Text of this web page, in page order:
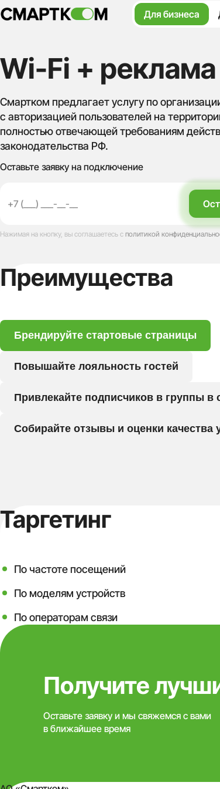
Для бизнеса
Wi-Fi + реклама
Смартком предлагает услугу по
с авторизацией пользователей на
полностью отвечающей требованиям
законодательства РФ.
Оставьте заявку на подключение
Нажимая на кнопку, вы соглашаетесь с политикой
Преимущества
Брендируйте стартовые страницы
Повышайте лояльность гостей
Привлекайте подписчиков в группы в
Собирайте отзывы и оценки качества
Таргетинг
По частоте посещений
По моделям устройств
По операторам связи
Получите
Оставьте заявку и мы свяжемся с вами
в ближайшее время